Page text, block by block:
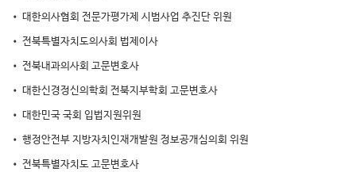
• 대한의사협회 전문가평가제 시범사업 추진단 위원
• 전북특별자치도의사회 법제이사
• 전북내과의사회 고문변호사
• 대한신경정신의학회 전북지부학회 고문변호사
• 대한민국 국회 입법지원위원
• 행정안전부 지방자치인재개발원 정보공개심의회 위원
• 전북특별자치도 고문변호사